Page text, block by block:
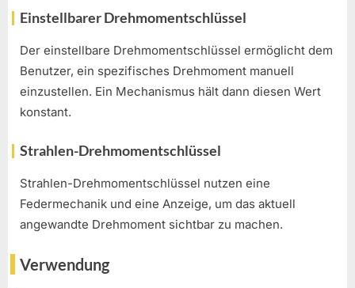
Einstellbarer Drehmomentschlüssel
Der einstellbare Drehmomentschlüssel ermöglicht dem
Benutzer, ein spezifisches Drehmoment manuell
einzustellen. Ein Mechanismus hält dann diesen Wert
konstant.
Strahlen-Drehmomentschlüssel
Strahlen-Drehmomentschlüssel nutzen eine
Federmechanik und eine Anzeige, um das aktuell
angewandte Drehmoment sichtbar zu machen.
Verwendung